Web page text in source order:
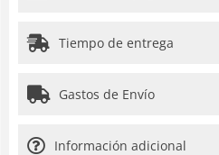
Tiempo de entrega
Gastos de Envío
Información adicional